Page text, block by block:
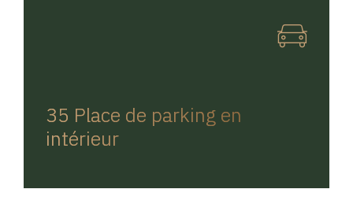
35 Place de parking en
intérieur